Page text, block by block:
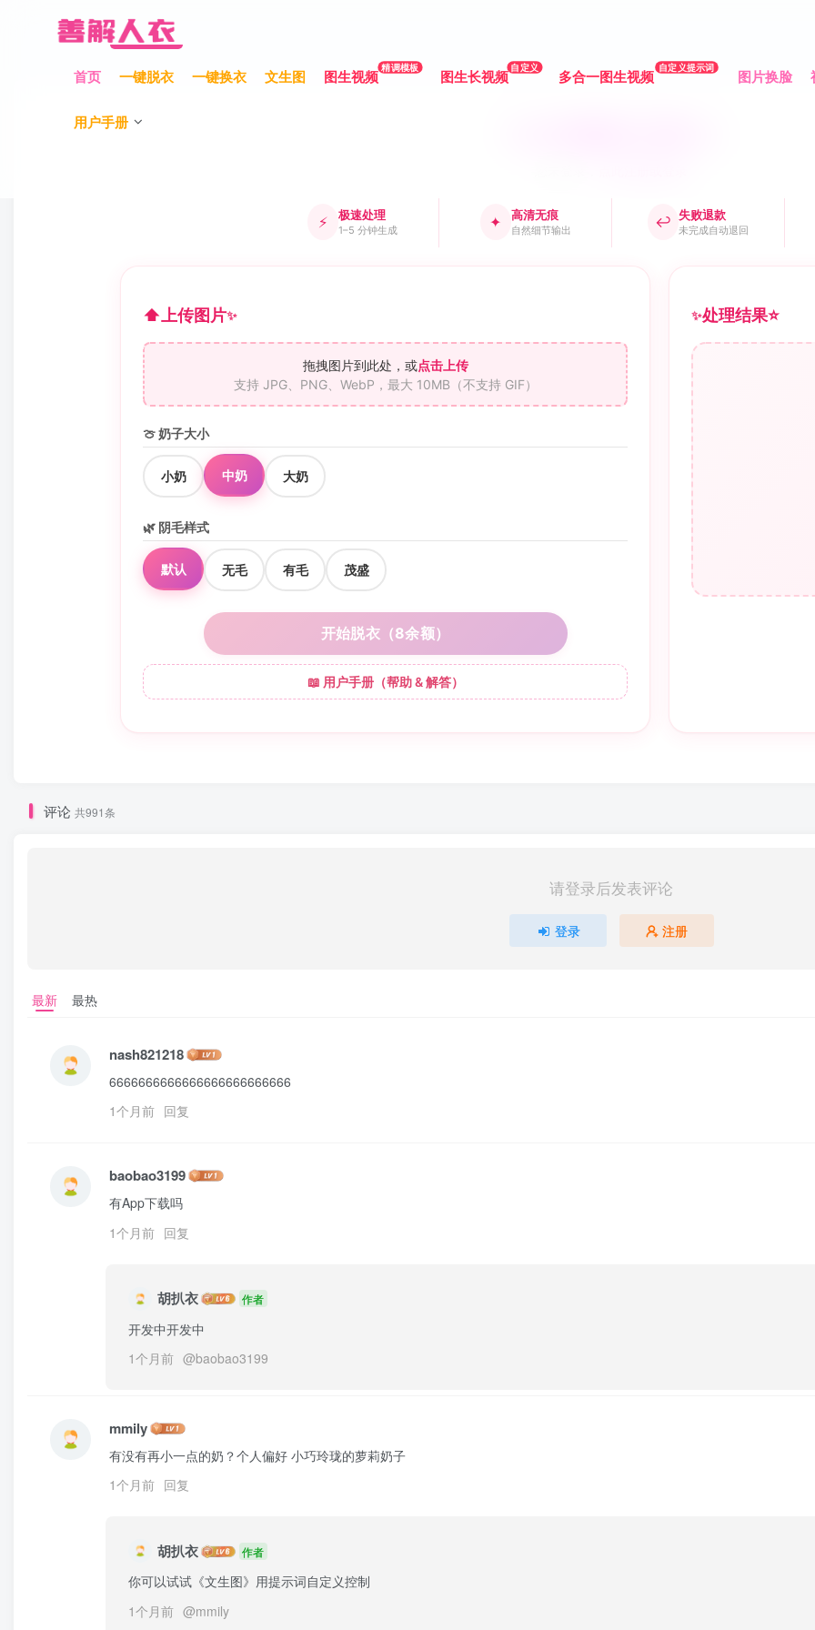
首页 一键脱衣 一键换衣 文生图 图生视频 精调模板 图生长视频 自定义 多合一图生视频 自定义提示词 图片换脸
用户手册
⚡ 极速处理
1–5 分钟生成 ✦ 高清无痕
自然细节输出 ↩ 失败退款
未完成自动退回
⬆ 上传图片✨
拖拽图片到此处，或点击上传
支持 JPG、PNG、WebP，最大 10MB（不支持 GIF）
🍈 奶子大小
小奶 中奶 大奶
🌿 阴毛样式
默认 无毛 有毛 茂盛
开始脱衣（8余额）
📖 用户手册（帮助 & 解答）
✨处理结果⭐
评论 共991条
请登录后发表评论
登录 注册
最新 最热
nash821218
6666666666666666666666666
1个月前 回复
baobao3199
有App下载吗
1个月前 回复
胡扒衣 作者
开发中开发中
1个月前 @baobao3199
mmily
有没有再小一点的奶？个人偏好 小巧玲珑的萝莉奶子
1个月前 回复
胡扒衣 作者
你可以试试《文生图》用提示词自定义控制
1个月前 @mmily